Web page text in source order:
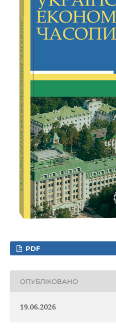
PDF
ОПУБЛІКОВАНО
19.06.2026